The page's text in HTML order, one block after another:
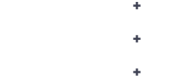
+
+
+